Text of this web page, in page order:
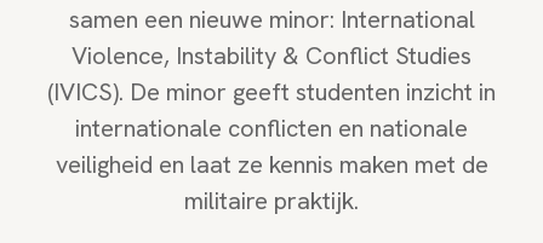
samen een nieuwe minor: International
Violence, Instability & Conflict Studies
(IVICS). De minor geeft studenten inzicht in
internationale conflicten en nationale
veiligheid en laat ze kennis maken met de
militaire praktijk.